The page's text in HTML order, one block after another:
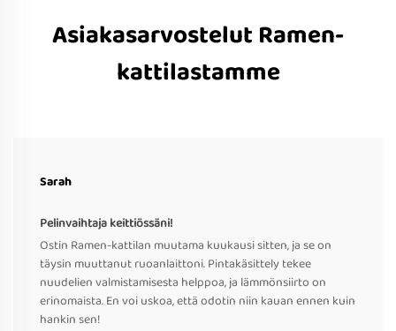
Asiakasarvostelut Ramen-
kattilastamme
Sarah
Pelinvaihtaja keittiössäni!
Ostin Ramen-kattilan muutama kuukausi sitten, ja se on
täysin muuttanut ruoanlaittoni. Pintakäsittely tekee
nuudelien valmistamisesta helppoa, ja lämmönsiirto on
erinomaista. En voi uskoa, että odotin niin kauan ennen kuin
hankin sen!